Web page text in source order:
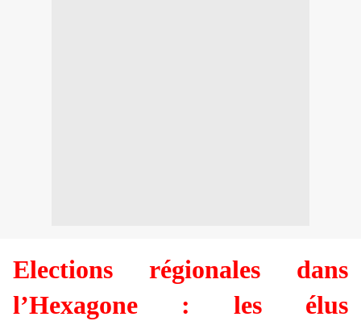
Elections régionales dans
l’Hexagone : les élus